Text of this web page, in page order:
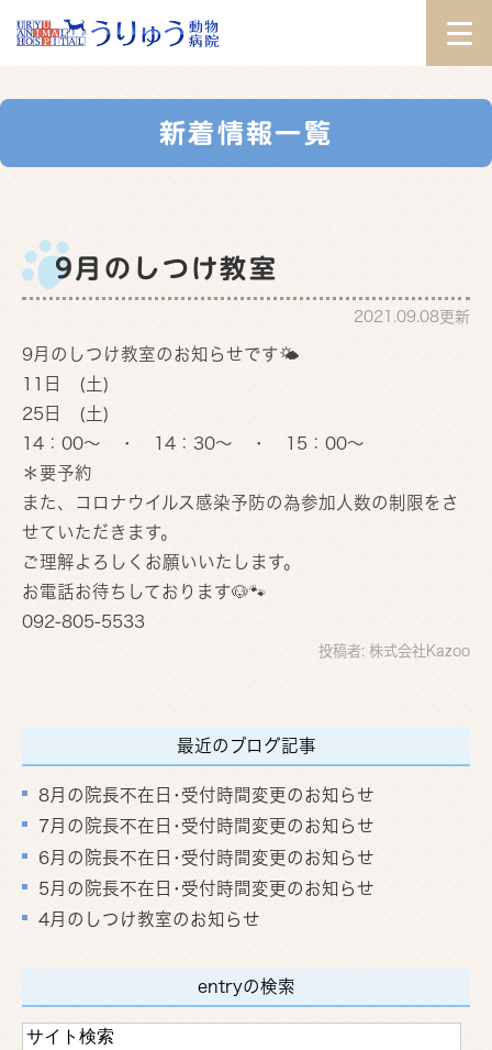
新着情報一覧
9月のしつけ教室
2021.09.08更新
9月のしつけ教室のお知らせです🌤
11日 (土)
25 日 (土)
14：00～ ・ 14：30～ ・ 15：00～
＊要予約
また、コロナウイルス感染予防の為参加人数の制限をさ
せていただきます。
ご理解よろしくお願いいたします。
お電話お待ちしております🐶🐾
092-805-5533
投稿者: 株式会社Kazoo
最近のブログ記事
8月の院長不在日･受付時間変更のお知らせ
7月の院長不在日･受付時間変更のお知らせ
6月の院長不在日･受付時間変更のお知らせ
5月の院長不在日･受付時間変更のお知らせ
4月のしつけ教室のお知らせ
entryの検索